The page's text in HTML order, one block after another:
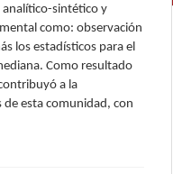
sintético y
como: observación
los estadísticos para el
Como resultado
a la
de esta comunidad, con